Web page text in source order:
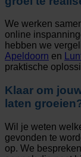
We werken
online
hebben we
Apeldoorn en
praktische
Klaar om
laten
Wil je weten
gevonden te
op. We